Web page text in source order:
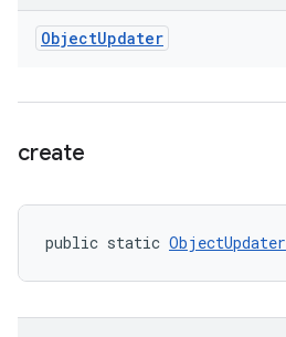
ObjectUpdater
create
public static ObjectUpdater